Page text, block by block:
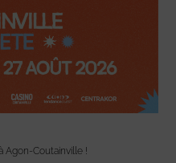
Agon-Coutainville !